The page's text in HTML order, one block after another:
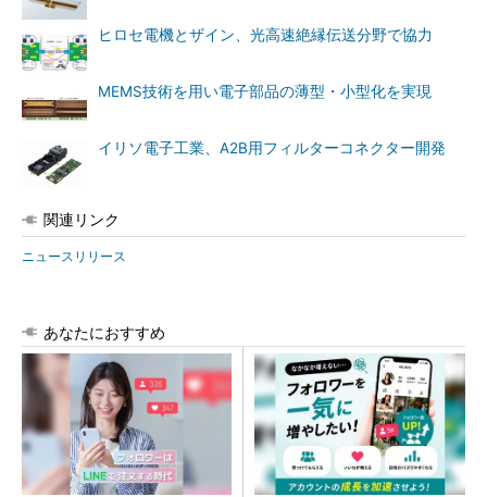
ヒロセ電機とザイン、光高速絶縁伝送分野で協力
MEMS技術を用い電子部品の薄型・小型化を実現
イリソ電子工業、A2B用フィルターコネクター開発
関連リンク
ニュースリリース
あなたにおすすめ